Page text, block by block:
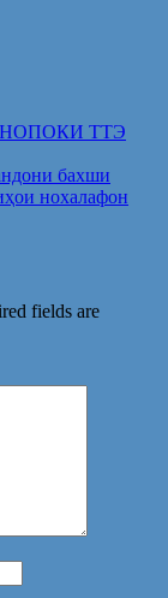
ТТЭ
бахши
нохалафон
fields are